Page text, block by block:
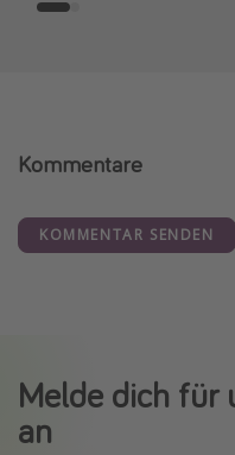
Kommentare
KOMMENTAR SENDEN
Melde dich für
an